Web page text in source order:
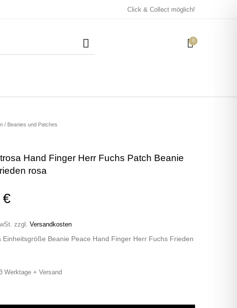
Click & Collect möglich!
0
Tassen
/ Beanies und Patches
Hand Finger Herr Fuchs Patch Beanie
rosa
€
zzgl. Versandkosten
Einheitsgröße Beanie Peace Hand Finger Herr Fuchs Frieden
Werktage + Versand